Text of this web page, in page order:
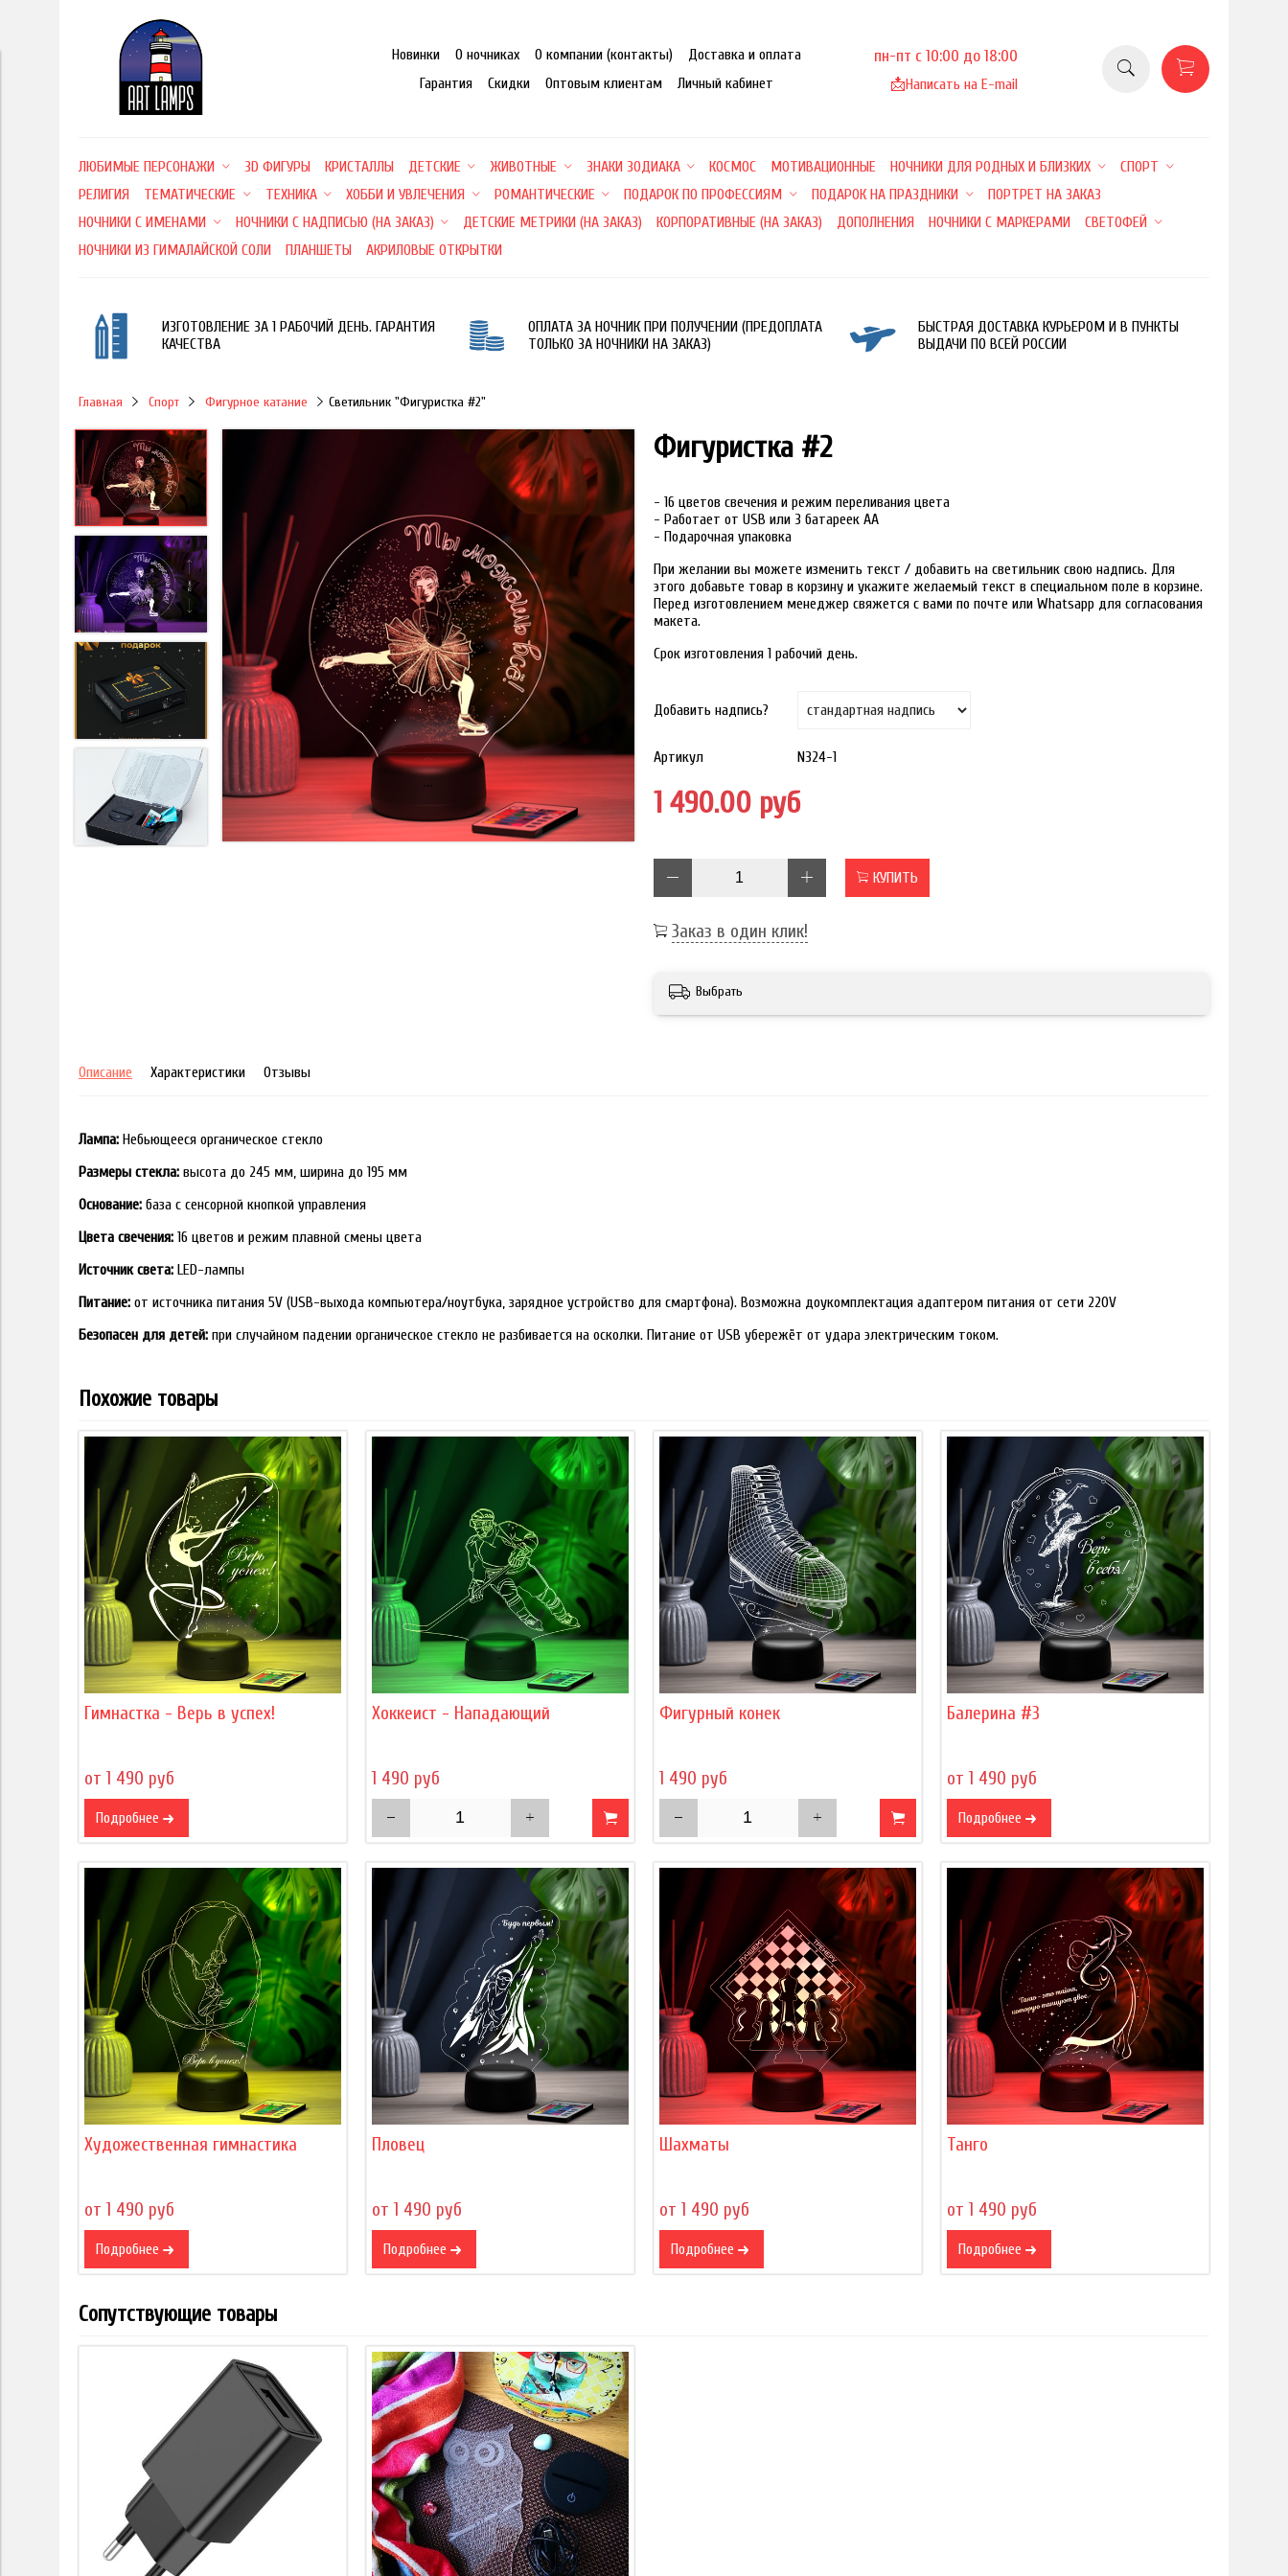
Новинки О ночниках О компании (контакты)
Доставка и оплата
Гарантия
Скидки Оптовым клиентам Личный кабинет
пн-пт с 10:00 до 18:00
📩Написать на E-mail
ЛЮБИМЫЕ ПЕРСОНАЖИ 3D ФИГУРЫ КРИСТАЛЛЫ ДЕТСКИЕ ЖИВОТНЫЕ ЗНАКИ ЗОДИАКА КОСМОС МОТИВАЦИОННЫЕ НОЧНИКИ ДЛЯ РОДНЫХ И БЛИЗКИХ
СПОРТ
РЕЛИГИЯ
ТЕМАТИЧЕСКИЕ ТЕХНИКА ХОББИ И УВЛЕЧЕНИЯ РОМАНТИЧЕСКИЕ ПОДАРОК ПО ПРОФЕССИЯМ ПОДАРОК НА ПРАЗДНИКИ
ПОРТРЕТ НА ЗАКАЗ
НОЧНИКИ С ИМЕНАМИ
НОЧНИКИ С НАДПИСЬЮ (НА ЗАКАЗ) ДЕТСКИЕ МЕТРИКИ (НА ЗАКАЗ) КОРПОРАТИВНЫЕ (НА ЗАКАЗ) ДОПОЛНЕНИЯ НОЧНИКИ С МАРКЕРАМИ
СВЕТОФЕЙ
НОЧНИКИ ИЗ ГИМАЛАЙСКОЙ СОЛИ
ПЛАНШЕТЫ АКРИЛОВЫЕ ОТКРЫТКИ
ИЗГОТОВЛЕНИЕ ЗА 1 РАБОЧИЙ ДЕНЬ. ГАРАНТИЯ
КАЧЕСТВА
ОПЛАТА ЗА НОЧНИК ПРИ ПОЛУЧЕНИИ (ПРЕДОПЛАТА
ТОЛЬКО ЗА НОЧНИКИ НА ЗАКАЗ)
БЫСТРАЯ ДОСТАВКА КУРЬЕРОМ И В ПУНКТЫ
ВЫДАЧИ ПО ВСЕЙ РОССИИ
Главная Спорт Фигурное катание Светильник "Фигуристка #2"
Фигуристка #2
- 16 цветов свечения и режим переливания цвета
- Работает от USB или 3 батареек АА
- Подарочная упаковка
При желании вы можете изменить текст / добавить на светильник свою надпись. Для
этого добавьте товар в корзину и укажите желаемый текст в специальном поле в корзине.
Перед изготовлением менеджер свяжется с вами по почте или Whatsapp для согласования
макета.
Срок изготовления 1 рабочий день.
Добавить надпись?
Артикул N324-1
1 490.00 руб
КУПИТЬ
Заказ в один клик!
Выбрать
Описание Характеристики Отзывы
Лампа: Небьющееся органическое стекло
Размеры стекла: высота до 245 мм, ширина до 195 мм
Основание: база с сенсорной кнопкой управления
Цвета свечения: 16 цветов и режим плавной смены цвета
Источник света: LED-лампы
Питание: от источника питания 5V (USB-выхода компьютера/ноутбука, зарядное устройство для смартфона). Возможна доукомплектация адаптером питания от сети 220V
Безопасен для детей: при случайном падении органическое стекло не разбивается на осколки. Питание от USB убережёт от удара электрическим током.
Похожие товары
Гимнастка - Верь в успех!
от 1 490 руб
Подробнее
Хоккеист - Нападающий
1 490 руб
Фигурный конек
1 490 руб
Балерина #3
от 1 490 руб
Подробнее
Художественная гимнастика
от 1 490 руб
Подробнее
Пловец
от 1 490 руб
Подробнее
Шахматы
от 1 490 руб
Подробнее
Танго
от 1 490 руб
Подробнее
Сопутствующие товары